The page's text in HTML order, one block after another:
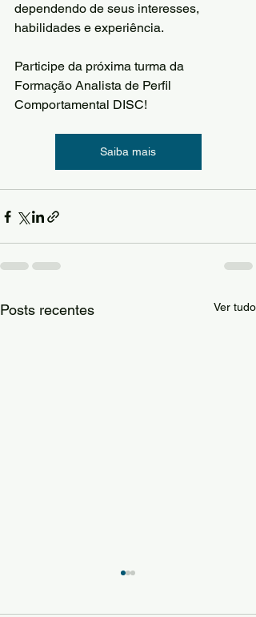
dependendo de seus interesses,
habilidades e experiência.
Participe da próxima turma da
Formação Analista de Perfil
Comportamental DISC!
Saiba mais
Posts recentes Ver tudo